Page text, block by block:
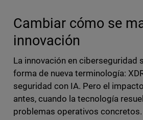
Cambiar cómo se
innovación
La innovación en ciberseguridad
forma de nueva terminología:
seguridad con IA. Pero el
antes, cuando la tecnología
problemas operativos